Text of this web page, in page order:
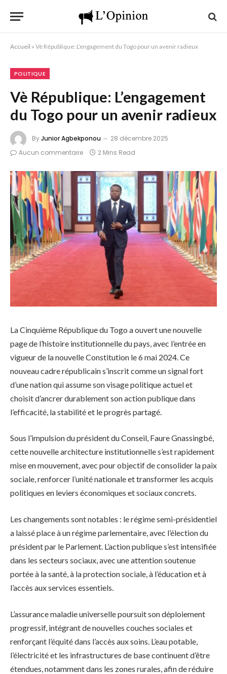
Accueil » Vè République: L’engagement du Togo pour un avenir radieux
POLITIQUE
Vè République: L’engagement
du Togo pour un avenir radieux
ByJunior Agbekponou
28 décembre 2025
Aucun commentaire
2 Mins Read
La Cinquième République du Togo a ouvert une nouvelle
page de l’histoire institutionnelle du pays, avec l’entrée en
vigueur de la nouvelle Constitution le 6 mai 2024. Ce
nouveau cadre républicain s’inscrit comme un signal fort
d’une nation qui assume son visage politique actuel et
choisit d’ancrer durablement son action publique dans
l’efficacité, la stabilité et le progrès partagé.
Sous l’impulsion du président du Conseil, Faure Gnassingbé,
cette nouvelle architecture institutionnelle s’est rapidement
mise en mouvement, avec pour objectif de consolider la paix
sociale, renforcer l’unité nationale et transformer les acquis
politiques en leviers économiques et sociaux concrets.
Les changements sont notables : le régime semi-présidentiel
a laissé place à un régime parlementaire, avec l’élection du
président par le Parlement. L’action publique s’est intensifiée
dans les secteurs sociaux, avec une attention soutenue
portée à la santé, à la protection sociale, à l’éducation et à
l’accès aux services essentiels.
L’assurance maladie universelle poursuit son déploiement
progressif, intégrant de nouvelles couches sociales et
renforçant l’équité dans l’accès aux soins. L’eau potable,
l’électricité et les infrastructures de base continuent d’être
étendues, notamment dans les zones rurales, afin de réduire